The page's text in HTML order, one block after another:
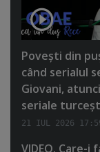
Poveşti din
când serialul
Giovani,
seriale
21 IUL 2026
VIDEO. Care-i